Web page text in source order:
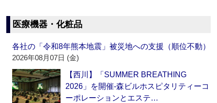
医療機器・化粧品
各社の「令和8年熊本地震」被災地への支援（順位不動）
2026年08月07日 (金)
【西川】「SUMMER BREATHING
2026」を開催‐森ビルホスピタリティーコ
ーポレーションとエステ…